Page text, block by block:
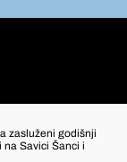
zasluženi godišnji
Savici Šanci i